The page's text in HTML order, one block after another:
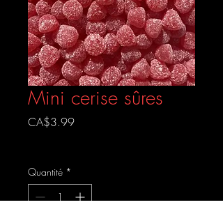
Mini cerise sûres
CA$3.99Prix
Quantité *